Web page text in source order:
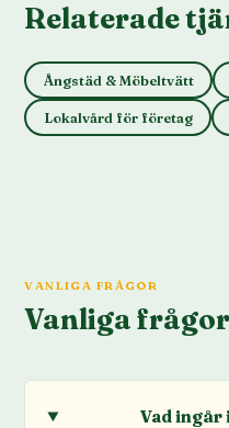
Relaterade
Ångstäd & Möbeltvätt
Lokalvård för företag
VANLIGA FRÅGOR
Vanliga frågor
Vad ingår